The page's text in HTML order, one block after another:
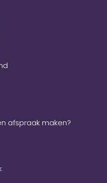
afspraak maken?